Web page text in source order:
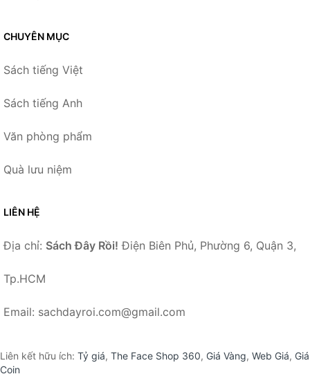
CHUYÊN MỤC
Sách tiếng Việt
Sách tiếng Anh
Văn phòng phẩm
Quà lưu niệm
LIÊN HỆ
Địa chỉ: Sách Đây Rồi! Điện Biên Phủ, Phường 6, Quận 3,
Tp.HCM
Email: sachdayroi.com@gmail.com
Liên kết hữu ích: Tỷ giá, The Face Shop 360, Giá Vàng, Web Giá, Giá
Coin